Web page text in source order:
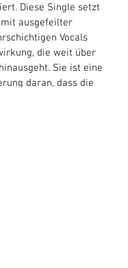
Diese Single setzt
ausgefeilter
Vocals
die weit über
Sie ist eine
daran, dass die